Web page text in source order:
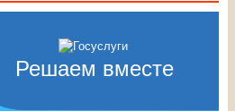
Решаем вместе